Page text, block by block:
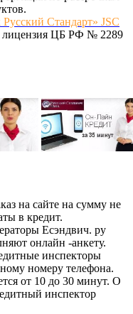
Стандарт» JSC
лицензия ЦБ РФ № 2289
на сайте на сумму не
в кредит.
Есэндвич. ру
онлайн -анкету.
инспекторы
номеру телефона.
от 10 до 30 минут. О
инспектор